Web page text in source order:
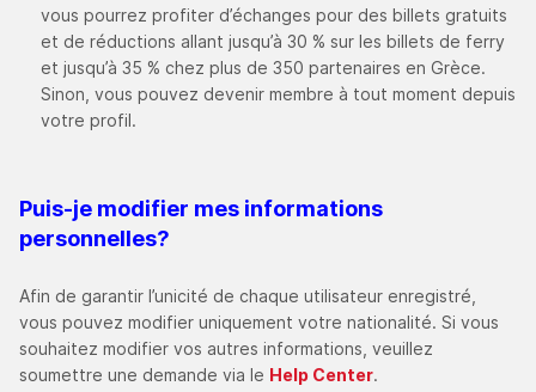
vous pourrez profiter d’échanges pour des billets gratuits
et de réductions allant jusqu’à 30 % sur les billets de ferry
et jusqu’à 35 % chez plus de 350 partenaires en Grèce.
Sinon, vous pouvez devenir membre à tout moment depuis
votre profil.
Puis-je modifier mes informations
personnelles?
Afin de garantir l’unicité de chaque utilisateur enregistré,
vous pouvez modifier uniquement votre nationalité. Si vous
souhaitez modifier vos autres informations, veuillez
soumettre une demande via le Help Center.